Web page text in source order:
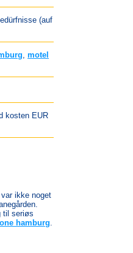
(auf
, motel
kosten EUR
ikke noget
til seriøs
hamburg